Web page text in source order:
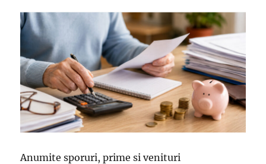
Anumite sporuri, prime si venituri